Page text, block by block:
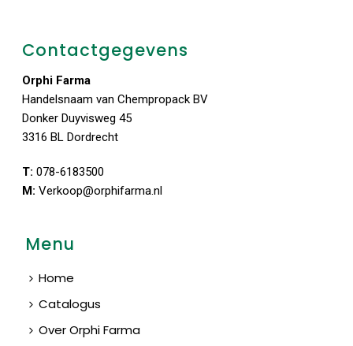
Contactgegevens
Orphi Farma
Handelsnaam van Chempropack BV
Donker Duyvisweg 45
3316 BL Dordrecht
T: 078-6183500
M: Verkoop@orphifarma.nl
Menu
Home
Catalogus
Over Orphi Farma